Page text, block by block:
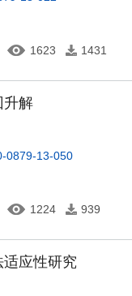
1623 1431
升解
0879-13-050
1224 939
应性研究